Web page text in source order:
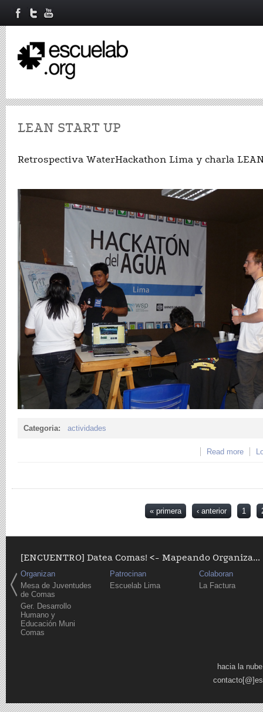
LEAN START UP
Retrospectiva WaterHackathon Lima y charla
Categoria: actividades
Read more
« primera ‹ anterior 1
[ENCUENTRO] Datea Comas! <- Mapeando Organiza...
Organizan
Mesa de Juventudes
de Comas
Ger. Desarrollo
Humano y
Educación Muni
Comas
Patrocinan
Escuelab Lima
Colaboran
La Factura
hacia la